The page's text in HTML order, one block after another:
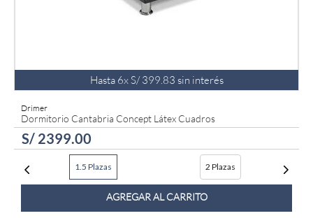
Hasta 6xS/ 399 83 sin interés
Drimer
Dormitorio Cantabria Concept Látex Cuadros
S/ 2399.00
1.5 Plazas 2 Plazas
AGREGAR AL CARRITO